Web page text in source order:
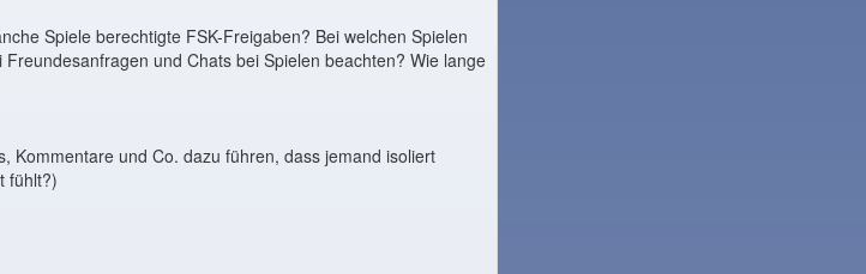
Spiele berechtigte FSK-Freigaben? Bei welchen Spielen
und Chats bei Spielen beachten? Wie lange
Kommentare und Co. dazu führen, dass jemand isoliert
fühlt?)